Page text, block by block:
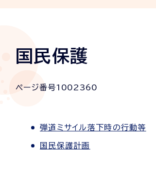
国民保護
ページ番号1002360
弾道ミサイル落下時の行動等
国民保護計画